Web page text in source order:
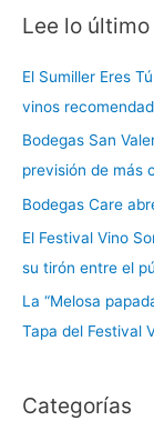
Lee lo
El Sumiller Eres
vinos
Bodegas San
previsión de más
Bodegas Care
El Festival Vino
su tirón entre el
La “Melosa
Tapa del Festival
Categorías
C
t
e
g
o
r
í
a
s